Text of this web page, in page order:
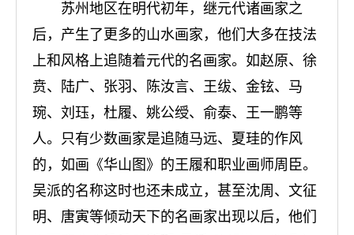
苏州地区在明代初年，继元代诸画家之
后，产生了更多的山水画家，他们大多在技法
上和风格上追随着元代的名画家。如赵原、徐
贲、陆广、张羽、陈汝言、王绂、金铉、马
琬、刘珏，杜履、姚公绶、俞泰、王一鹏等
人。只有少数画家是追随马远、夏珪的作风
的，如画《华山图》的王履和职业画师周臣。
吴派的名称这时也还未成立，甚至沈周、文征
明、唐寅等倾动天下的名画家出现以后，他们